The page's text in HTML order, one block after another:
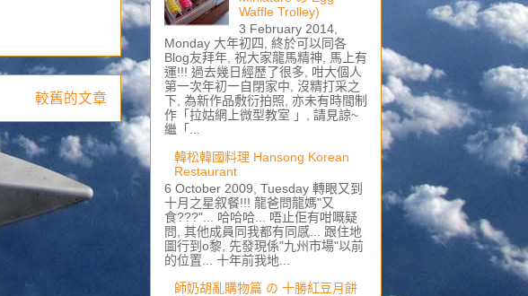
較舊的文章
Waffle Trolley)
3 February 2014,
Monday 大年初四, 終於可以同各
Blog友拜年, 祝大家龍馬精神, 馬上有
運!!! 過去幾日經歷了很多, 咁大個人
第一次年初一自閉家中, 沒精打采之
下, 為新作品敷衍拍照, 亦未有時間制
作「拉姑網上微型教室 」, 請見諒~
繼「...
韓松韓國料理 Hansong Korean
Restaurant
6 October 2009, Tuesday 轉眼又到
十月之星叙餐!!! 龍爸問龍媽"又
食???"... 哈哈哈... 唔止佢有咁嘅疑
問, 其他成員同我都有同感... 跟住地
圖行到o黎, 先發現係"九州市場"以前
的位置... 十年前我地...
師奶胡亂購物篇 の 十勝紅豆月餅